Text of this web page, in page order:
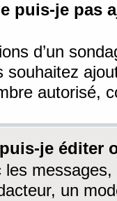
puis-je pas
d’un
souhaitez
autorisé,
je éditer
les
un